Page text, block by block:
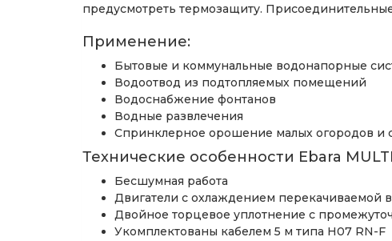
предусмотреть термозащиту.
Применение:
Бытовые и коммунальные водонапорные
Водоотвод из подтопляемых помещений
Водоснабжение фонтанов
Водные развлечения
Спринклерное орошение малых огородов и
Технические особенности Ebara
Бесшумная работа
Двигатели с охлаждением перекачиваемой
Двойное торцевое уплотнение с
Укомплектованы кабелем 5 м типа H07 RN-F